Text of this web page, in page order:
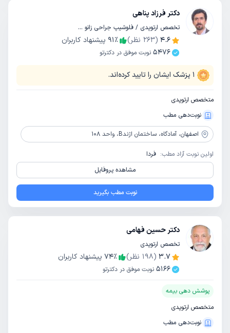
دکتر فرزاد پناهی
تخصص ارتوپدی / فلوشیپ جراحی زانو / فلوشیپ جراحی لگن و ران
4.6
(
263 نظر) 91٪
پیشنهاد کاربران
5476 نوبت موفق در دکترتو
1 پزشک ایشان را تایید کرده‌اند.
متخصص ارتوپدی
نوبت‌دهی مطب
اصفهان، آمادگاه، ساختمان اژندB، واحد 108
اولین نوبت آزاد مطب: فردا
مشاهده پروفایل
نوبت مطب بگیرید
دکتر حسین فهامی
تخصص ارتوپدی
3.7
(
198 نظر) 74٪
پیشنهاد کاربران
5166 نوبت موفق در دکترتو
پوشش دهی بیمه
متخصص ارتوپدی
نوبت‌دهی مطب